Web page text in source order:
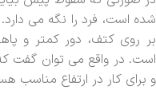
شده است، فرد را نگه می
بر روی کتف، دور کمتر و
است. در واقع می توان گفت
و برای کار در ارتفاع مناسب